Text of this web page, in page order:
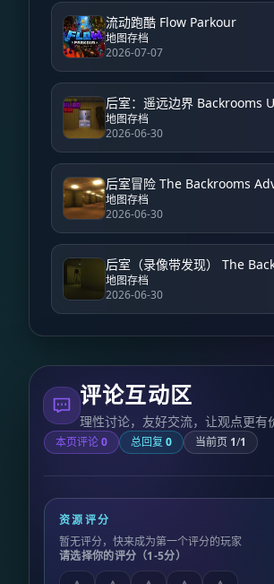
流动跑酷 Flow Parkour
地图存档
2026-07-07
地图存档
2026-06-30
后室冒险 The Backrooms
地图存档
2026-06-30
地图存档
2026-06-30
评论互动区
理性讨论，友好交流，让观点更有
本页评论0 总回复 0 当前页 1/1
资源评分
暂无评分，快来成为第一个评分的玩家
请选择你的评分（1-5分）